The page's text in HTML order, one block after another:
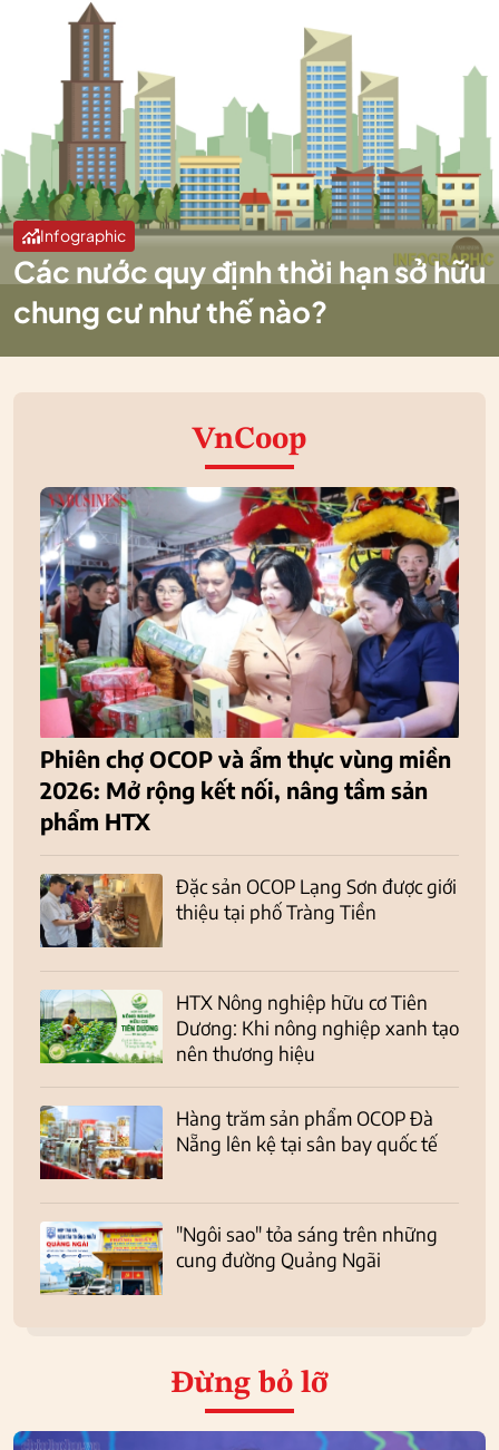
Infographic
Các nước quy định thời hạn sở hữu
chung cư như thế nào?
VnCoop
Phiên chợ OCOP và ẩm thực vùng miền
2026: Mở rộng kết nối, nâng tầm sản
phẩm HTX
Đặc sản OCOP Lạng Sơn được giới
thiệu tại phố Tràng Tiền
HTX Nông nghiệp hữu cơ Tiên
Dương: Khi nông nghiệp xanh tạo
nên thương hiệu
Hàng trăm sản phẩm OCOP Đà
Nẵng lên kệ tại sân bay quốc tế
"Ngôi sao" tỏa sáng trên những
cung đường Quảng Ngãi
Đừng bỏ lỡ